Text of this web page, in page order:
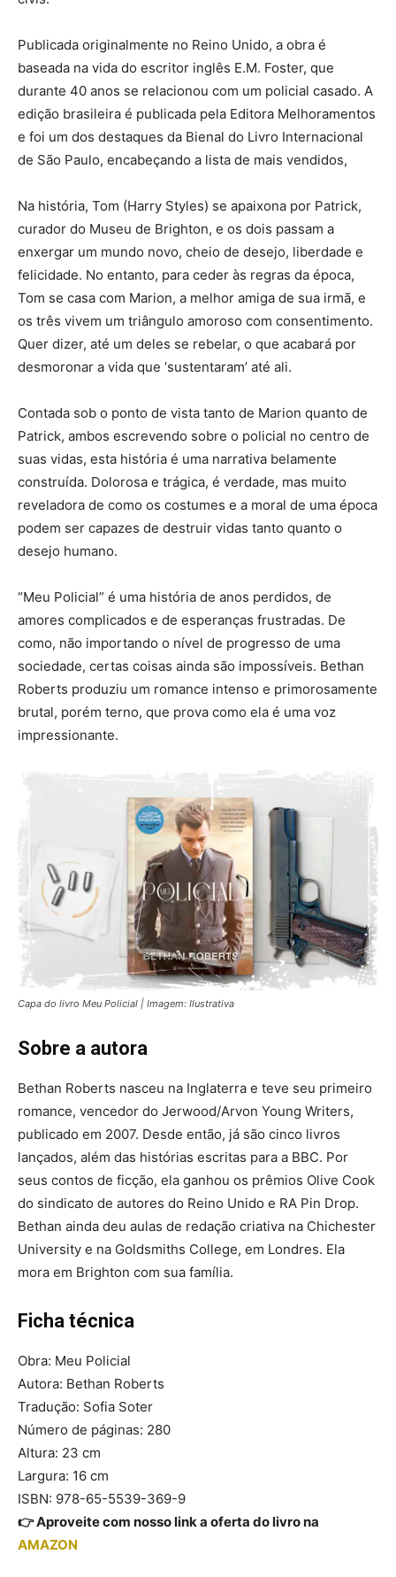
Publicada originalmente no Reino Unido, a obra é
baseada na vida do escritor inglês E.M. Foster, que
durante 40 anos se relacionou com um policial casado. A
edição brasileira é publicada pela Editora Melhoramentos
e foi um dos destaques da Bienal do Livro Internacional
de São Paulo, encabeçando a lista de mais vendidos,
Na história, Tom (Harry Styles) se apaixona por Patrick,
curador do Museu de Brighton, e os dois passam a
enxergar um mundo novo, cheio de desejo, liberdade e
felicidade. No entanto, para ceder às regras da época,
Tom se casa com Marion, a melhor amiga de sua irmã, e
os três vivem um triângulo amoroso com consentimento.
Quer dizer, até um deles se rebelar, o que acabará por
desmoronar a vida que ‘sustentaram’ até ali.
Contada sob o ponto de vista tanto de Marion quanto de
Patrick, ambos escrevendo sobre o policial no centro de
suas vidas, esta história é uma narrativa belamente
construída. Dolorosa e trágica, é verdade, mas muito
reveladora de como os costumes e a moral de uma época
podem ser capazes de destruir vidas tanto quanto o
desejo humano.
“Meu Policial” é uma história de anos perdidos, de
amores complicados e de esperanças frustradas. De
como, não importando o nível de progresso de uma
sociedade, certas coisas ainda são impossíveis. Bethan
Roberts produziu um romance intenso e primorosamente
brutal, porém terno, que prova como ela é uma voz
impressionante.
Capa do livro Meu Policial | Imagem: Ilustrativa
Sobre a autora
Bethan Roberts nasceu na Inglaterra e teve seu primeiro
romance, vencedor do Jerwood/Arvon Young Writers,
publicado em 2007. Desde então, já são cinco livros
lançados, além das histórias escritas para a BBC. Por
seus contos de ficção, ela ganhou os prêmios Olive Cook
do sindicato de autores do Reino Unido e RA Pin Drop.
Bethan ainda deu aulas de redação criativa na Chichester
University e na Goldsmiths College, em Londres. Ela
mora em Brighton com sua família.
Ficha técnica
Obra: Meu Policial
Autora: Bethan Roberts
Tradução: Sofia Soter
Número de páginas: 280
Altura: 23 cm
Largura: 16 cm
ISBN: 978-65-5539-369-9
👉 Aproveite com nosso link a oferta do livro na
AMAZON